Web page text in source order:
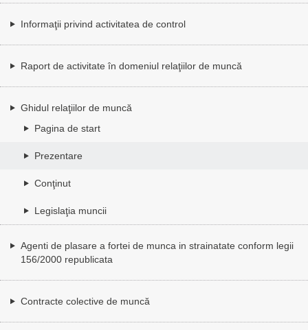
Informaţii privind activitatea de control
Raport de activitate în domeniul relaţiilor de muncă
Ghidul relaţiilor de muncă
Pagina de start
Prezentare
Conţinut
Legislaţia muncii
Agenti de plasare a fortei de munca in strainatate conform legii
156/2000 republicata
Contracte colective de muncă